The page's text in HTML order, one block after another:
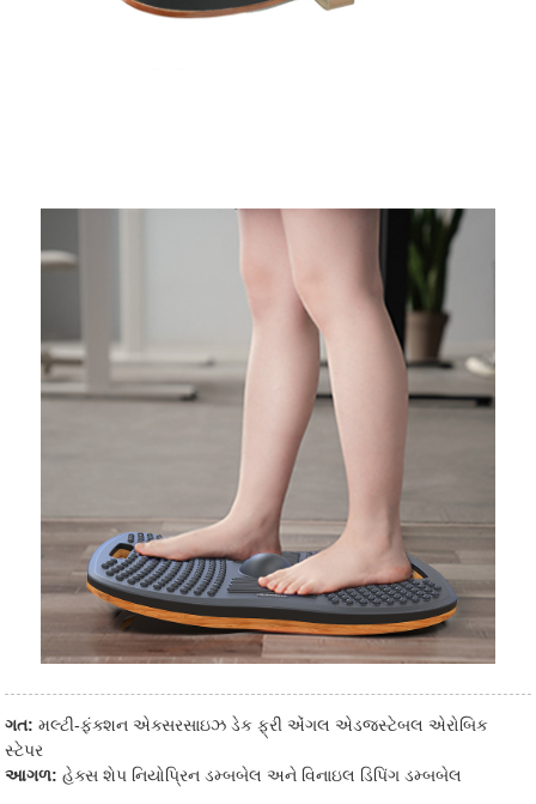
ગત: મલ્ટી-ફંક્શન એક્સરસાઇઝ ડેક ફ્રી એંગલ એડજસ્ટેબલ એરોબિક
સ્ટેપર
આગળ: હેક્સ શેપ નિયોપ્રિન ડમ્બબેલ ​​અને વિનાઇલ ડિપિંગ ડમ્બબેલ